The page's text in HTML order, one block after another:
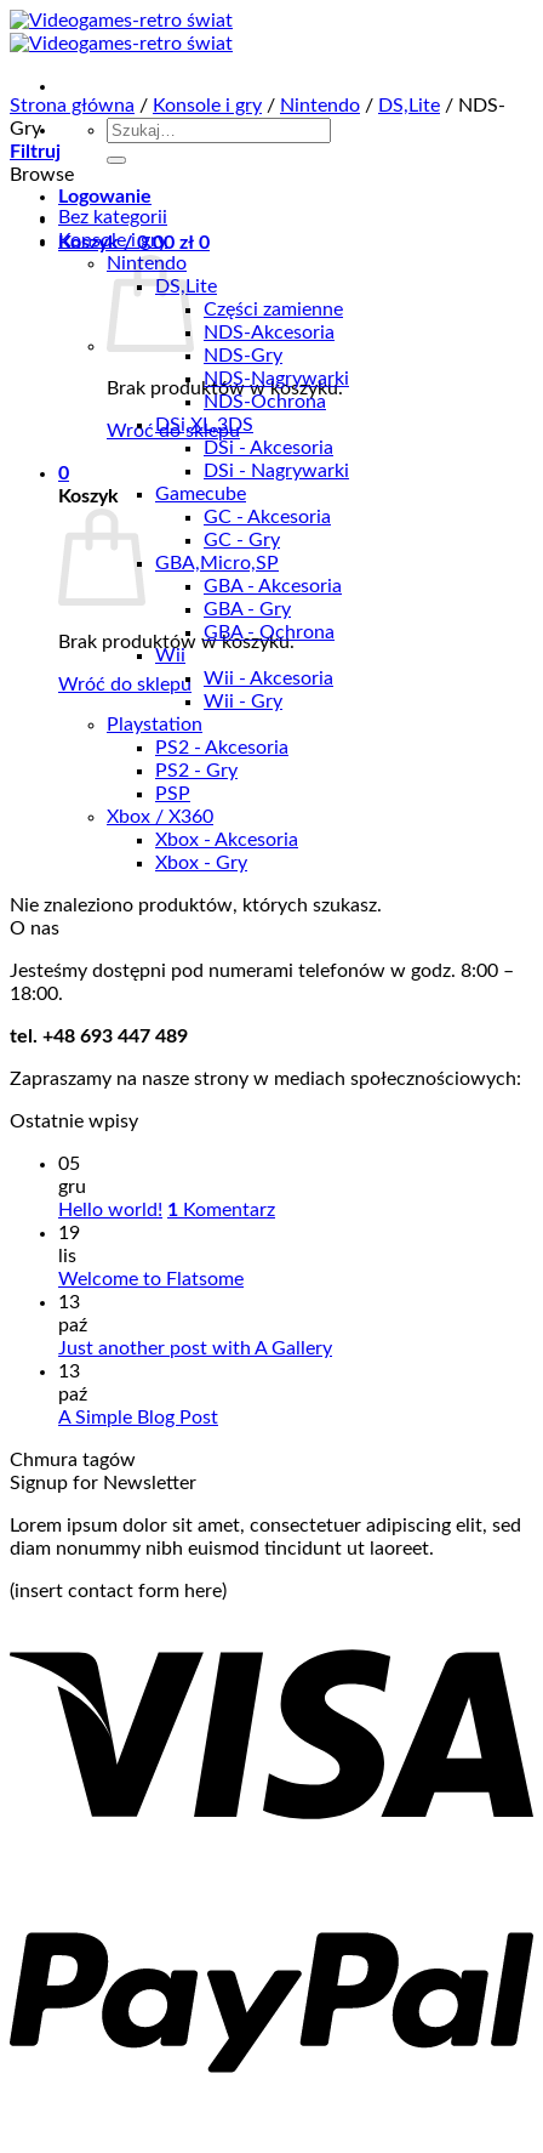
Przewiń
do
Szukaj:
Logowanie
Koszyk /0.00 zł 0
Brak produktów w koszyku.
Wróć do sklepu
0
Koszyk
Brak produktów w koszyku.
Wróć do sklepu
Strona główna / Konsole i gry / Nintendo / DS,Lite / NDS-
Gry
Filtruj
Browse
Bez kategorii
Konsole i gry
Nintendo
DS,Lite
Części zamienne
NDS-Akcesoria
NDS-Gry
NDS-Nagrywarki
NDS-Ochrona
DSi,XL,3DS
DSi - Akcesoria
DSi - Nagrywarki
Gamecube
GC - Akcesoria
GC - Gry
GBA,Micro,SP
GBA - Akcesoria
GBA - Gry
GBA - Ochrona
Wii
Wii - Akcesoria
Wii - Gry
Playstation
PS2 - Akcesoria
PS2 - Gry
PSP
Xbox / X360
Xbox - Akcesoria
Xbox - Gry
Nie znaleziono produktów, których szukasz.
O nas
Jesteśmy dostępni pod numerami telefonów w godz. 8:00 –
18:00.
tel. +48 693 447 489
Zapraszamy na nasze strony w mediach społecznościowych:
Ostatnie wpisy
05
gru
Hello world! 1 Komentarz
19
lis
Welcome to Flatsome
13
paź
Just another post with A Gallery
13
paź
A Simple Blog Post
Chmura tagów
Signup for Newsletter
Lorem ipsum dolor sit amet, consectetuer adipiscing elit, sed
diam nonummy nibh euismod tincidunt ut laoreet.
(insert contact form here)